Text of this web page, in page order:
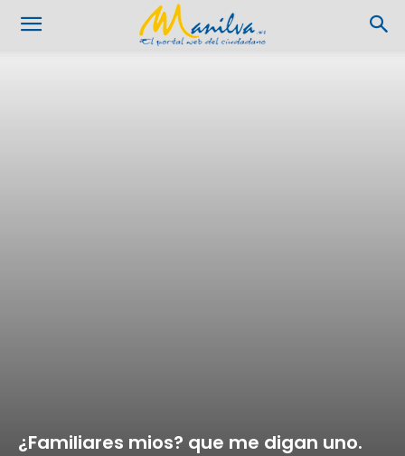
¿Familiares mios? que me digan uno.